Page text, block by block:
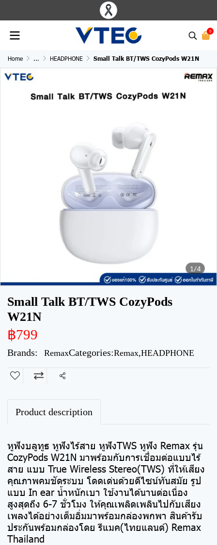
0
Home ... HEADPHONE Small Talk BT/TWS CozyPods W21N
1/4
Small Talk BT/TWS CozyPods
W21N
฿799
Brands: RemaxCategories:Remax,HEADPHONE
Share
Product description
หูฟังบลูทูธ หูฟังไร้สาย หูฟังTWS หูฟัง Remax รุ่น
CozyPods W21N มาพร้อมกับการเชื่อมต่อแบบไร้
สาย แบบ True Wireless Stereo(TWS) ที่ให้เสียง
คุณภาพคมชัดระบบ โดดเด่นด้วยดีไซน์ทันสมัย รูป
แบบ In ear น้ำหนักเบา ใช้งานได้นานต่อเนื่อง
สูงสุดถึง 6-7 ชั่วโมง ให้คุณเพลิดเพลินไปกับเสียง
เพลงได้อย่างเต็มอิ่มมาพร้อมกล่องพกพา สินค้ารับ
ประกันพร้อมกล่องโดย รีแมค(ไทยแลนด์) Remax
Thailand